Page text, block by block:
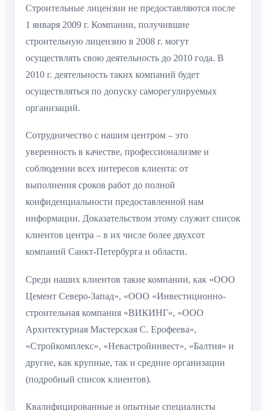
Строительные лицензии не предоставляются после
1 января 2009 г. Компании, получившие
строительную лицензию в 2008 г. могут
осуществлять свою деятельность до 2010 года. В
2010 г. деятельность таких компаний будет
осуществляться по допуску саморегулируемых
организаций.
Сотрудничество с нашим центром – это
уверенность в качестве, профессионализме и
соблюдении всех интересов клиента: от
выполнения сроков работ до полной
конфиденциальности предоставленной нам
информации. Доказательством этому служит список
клиентов центра – в их числе более двухсот
компаний Санкт-Петербурга и области.
Среди наших клиентов такие компании, как «ООО
Цемент Северо-Запад», «ООО «Инвестиционно-
строительная компания «ВИКИНГ», «ООО
Архитектурная Мастерская С. Ерофеева»,
«Стройкомплекс», «Невастройинвест», «Балтия» и
другие, как крупные, так и средние организации
(подробный список клиентов).
Квалифицированные и опытные специалисты